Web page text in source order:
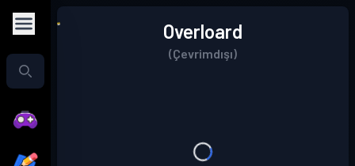
Overloard
(Çevrimdışı)